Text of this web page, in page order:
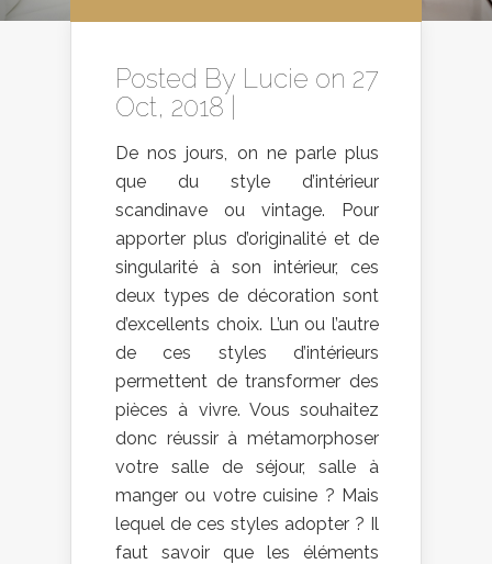
Posted By Lucie on 27
Oct, 2018 |
De nos jours, on ne parle plus
que du style d’intérieur
scandinave ou vintage. Pour
apporter plus d’originalité et de
singularité à son intérieur, ces
deux types de décoration sont
d’excellents choix. L’un ou l’autre
de ces styles d’intérieurs
permettent de transformer des
pièces à vivre. Vous souhaitez
donc réussir à métamorphoser
votre salle de séjour, salle à
manger ou votre cuisine ? Mais
lequel de ces styles adopter ? Il
faut savoir que les éléments